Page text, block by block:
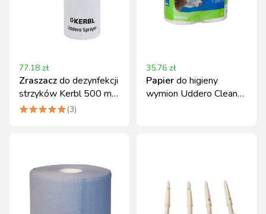
77.18 zł
Zraszaczdo dezynfekcji
strzyków Kerbl 500 ml
metalowy rozpylacz
(3)
35.76 zł
Papierdo higieny
wymion Uddero Clean